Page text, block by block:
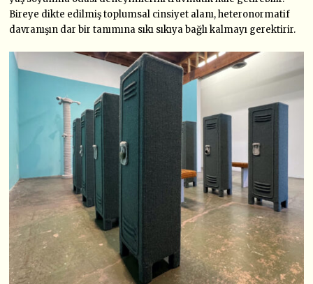
Bireye dikte edilmiş toplumsal cinsiyet alanı, heteronormatif
davranışın dar bir tanımına sıkı sıkıya bağlı kalmayı gerektirir.